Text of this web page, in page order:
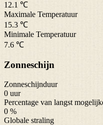
12.1 ℃
Maximale Temperatuur
15.3 ℃
Minimale Temperatuur
7.6 ℃
Zonneschijn
Zonneschijnduur
0 uur
Percentage van langst
0 %
Globale straling